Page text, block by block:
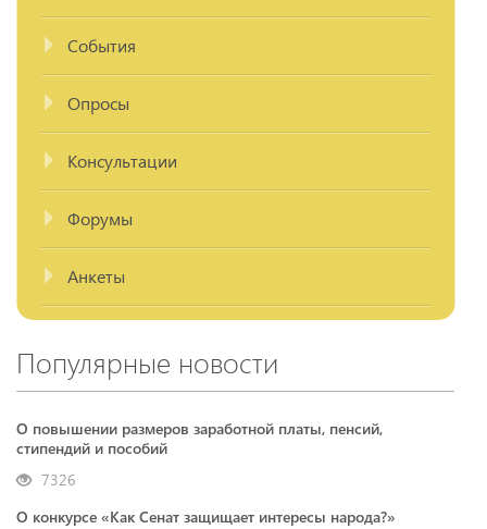
События
Опросы
Консультации
Форумы
Анкеты
Популярные новости
О повышении размеров заработной платы, пенсий,
стипендий и пособий
7326
О конкурсе «Как Сенат защищает интересы народа?»